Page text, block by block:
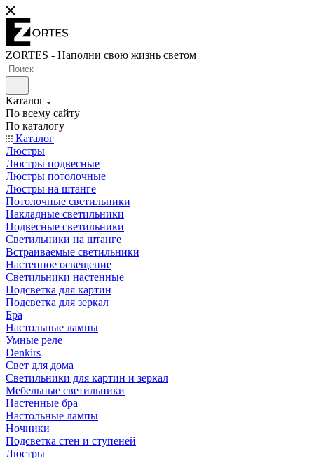
ZORTES - Наполни свою жизнь светом
Каталог
По всему сайту
По каталогу
Каталог
Люстры
Люстры подвесные
Люстры потолочные
Люстры на штанге
Потолочные светильники
Накладные светильники
Подвесные светильники
Светильники на штанге
Встраиваемые светильники
Настенное освещение
Светильники настенные
Подсветка для картин
Подсветка для зеркал
Бра
Настольные лампы
Умные реле
Denkirs
Свет для дома
Светильники для картин и зеркал
Мебельные светильники
Настенные бра
Настольные лампы
Ночники
Подсветка стен и ступеней
Люстры